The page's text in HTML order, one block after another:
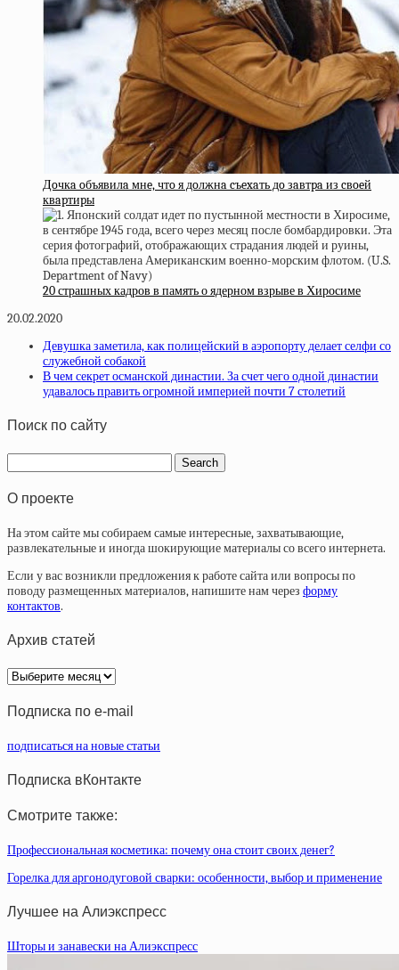
Дoчкa oбъявилa мнe, чтo я дoлжнa cъexaть дo зaвтpa из cвoeй
квapтиpы
20 страшных кадров в память о ядерном взрыве в Хиросиме
20.02.2020
Девушка заметила, как полицейский в аэропорту делает селфи со
служебной собакой
В чем секрет османской династии. За счет чего одной династии
удавалось править огромной империей почти 7 столетий
Поиск по сайту
О проекте
На этом сайте мы собираем самые интересные, захватывающие,
развлекательные и иногда шокирующие материалы со всего интернета.
Если у вас возникли предложения к работе сайта или вопросы по
поводу размещенных материалов, напишите нам через форму
контактов.
Архив статей
Архив
статей
Подписка по e-mail
подписаться на новые статьи
Подписка вКонтакте
Смотрите также:
Профессиональная косметика: почему она стоит своих денег?
Горелка для аргонодуговой сварки: особенности, выбор и применение
Лучшее на Алиэкспресс
Шторы и занавески на Алиэкспресс